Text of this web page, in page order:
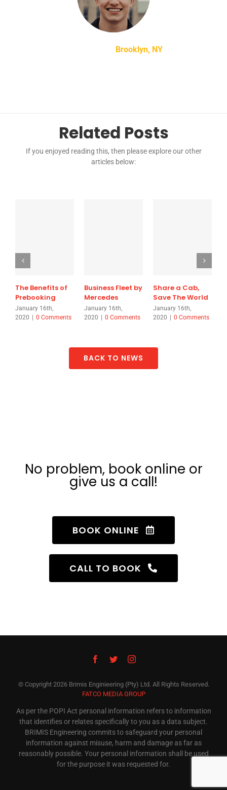
Brooklyn, NY
Related Posts
If you enjoyed reading this, then please explore our other
articles below:
The Benefits of
Prebooking
January 16th,
2020
0 Comments
Business Fleet by
Mercedes
January 16th,
2020
0 Comments
Share a Cab,
Save The World
January 16th,
2020
0 Comments
BACK TO NEWS
No problem, book online or
give us a call!
BOOK ONLINE
CALL TO BOOK
© Copyright 2026 Brimis Enginieering (Pty) Ltd. All Rights Reserved.
FATCO MEDIA GROUP
As per the POPI Act personal information refers to information
that identifies or relates specifically to you as a data subject.
BRIMIS Engineering commits to safeguard your personal
information against misuse, harm and damage as far as
reasonably possible. Your personal information shall be used
for the purpose it was requested for.